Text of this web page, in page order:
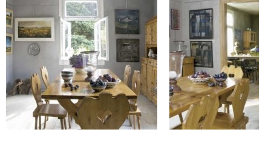
ZWIERZĘTA W NATURZE
GRZYBY
KRAJOBRAZ
RĘKODZIEŁO